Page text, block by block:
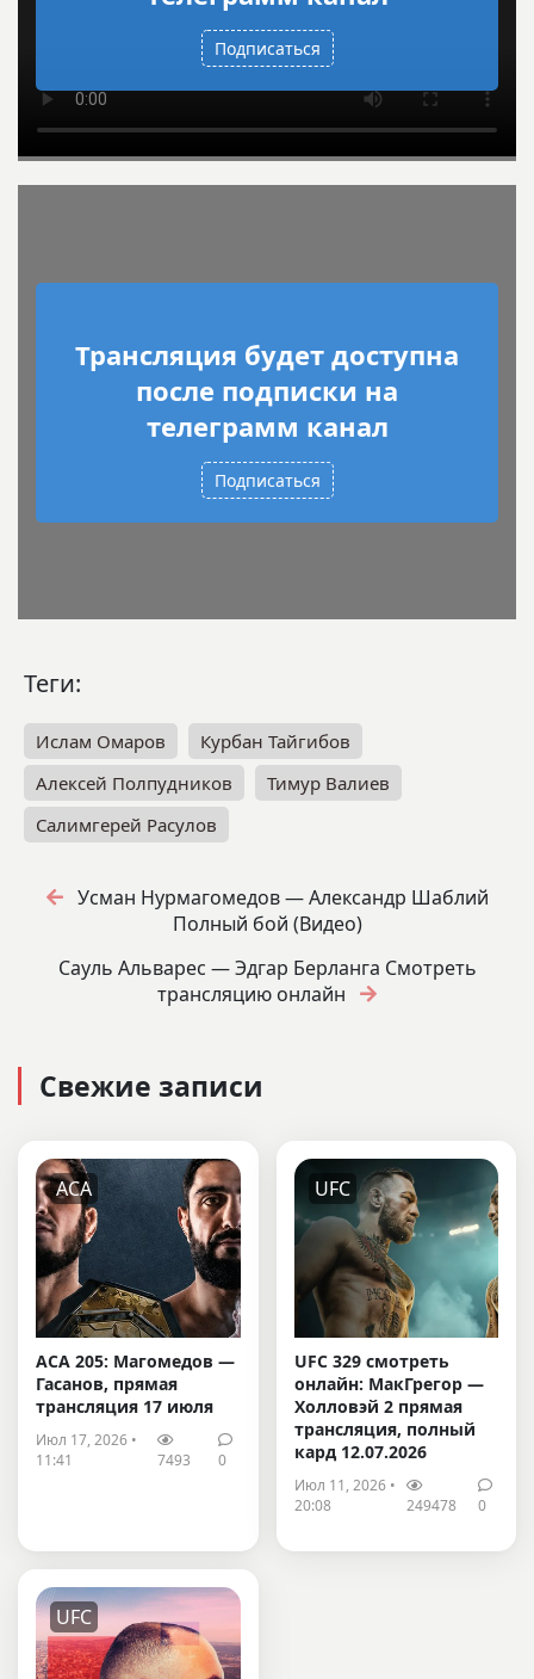
Подписаться
Трансляция будет доступна
после подписки на
телеграмм канал
Подписаться
Теги:
Ислам Омаров
Курбан Тайгибов
Алексей Полпудников
Тимур Валиев
Салимгерей Расулов
Усман Нурмагомедов — Александр Шаблий
Полный бой (Видео)
Сауль Альварес — Эдгар Берланга Смотреть
трансляцию онлайн
Свежие записи
ACA
ACA 205: Магомедов —
Гасанов, прямая
трансляция 17 июля
Июл 17, 2026 •
11:41
7493 0
UFC
UFC 329 смотреть
онлайн: МакГрегор —
Холловэй 2 прямая
трансляция, полный
кард 12.07.2026
Июл 11, 2026 •
20:08
249478 0
UFC